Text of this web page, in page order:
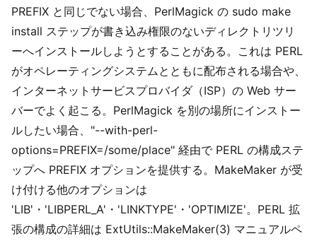
PREFIX と同じでない場合、PerlMagick の sudo make
install ステップが書き込み権限のないディレクトリツリ
ーへインストールしようとすることがある。これは PERL
がオペレーティングシステムとともに配布される場合や、
インターネットサービスプロバイダ（ISP）の Web サー
バーでよく起こる。PerlMagick を別の場所にインストー
ルしたい場合、"--with-perl-
options=PREFIX=/some/place" 経由で PERL の構成ステ
ップへ PREFIX オプションを提供する。MakeMaker が受
け付ける他のオプションは
'LIB'・'LIBPERL_A'・'LINKTYPE'・'OPTIMIZE'。PERL 拡
張の構成の詳細は ExtUtils::MakeMaker(3) マニュアルペ